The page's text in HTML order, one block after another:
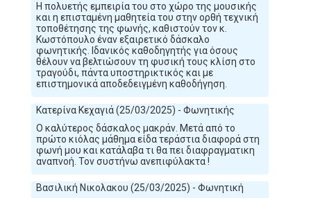
Η πολυετής εμπειρία του στο χώρο της μουσικής
και η επισταμένη μαθητεία του στην ορθή τεχνική
τοποθέτησης της φωνής, καθιστούν τον κ.
Κωστόπουλο έναν εξαιρετικό δάσκαλο
φωνητικής. Ιδανικός καθοδηγητής για όσους
θέλουν να βελτιώσουν τη φυσική τους κλίση στο
τραγούδι, πάντα υποστηρικτικός και με
επιστημονικά αποδεδειγμένη καθοδήγηση.
Κατερίνα Κεχαγιά (25/03/2025) - Φωνητικής
Ο καλύτερος δάσκαλος μακράν. Μετά από το
πρώτο κιόλας μάθημα είδα τεράστια διαφορά στη
φωνή μου και κατάλαβα τι θα πει διαφραγματικη
αναπνοή. Τον συστήνω ανεπιφύλακτα !
Βασιλική Νικολακου (25/03/2025) - Φωνητική